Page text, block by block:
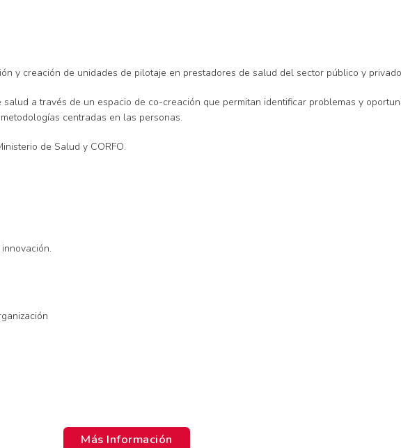
y creación de unidades de pilotaje en prestadores de salud del sector público y
a través de un espacio de co-creación que permitan identificar problemas y
centradas en las personas.
de Salud y CORFO.
Más Información